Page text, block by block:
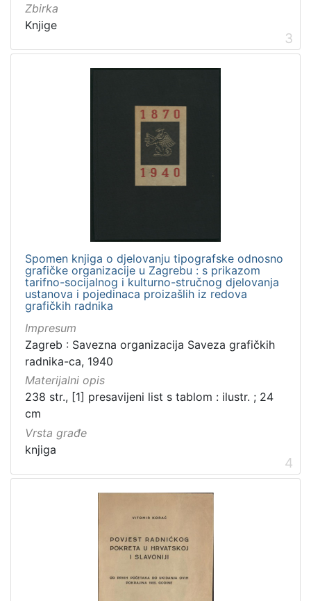
Zbirka
Knjige
3
Spomen knjiga o djelovanju tipografske odnosno
grafičke organizacije u Zagrebu : s prikazom
tarifno-socijalnog i kulturno-stručnog djelovanja
ustanova i pojedinaca proizašlih iz redova
grafičkih radnika
Impresum
Zagreb : Savezna organizacija Saveza grafičkih
radnika-ca, 1940
Materijalni opis
238 str., [1] presavijeni list s tablom : ilustr. ; 24
cm
Vrsta građe
knjiga
4